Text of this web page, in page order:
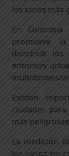
los casos más
En
promueva
disminuir los
entornos
Existen
ciudades
más
La medición
los casos no